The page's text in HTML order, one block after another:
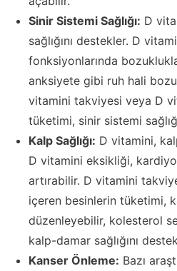
Sinir Sistemi Sağlığı: D
sağlığını destekler. D
fonksiyonlarında
anksiyete gibi ruh hali
vitamini takviyesi veya D
tüketimi, sinir sistemi
Kalp Sağlığı: D vitamini,
D vitamini eksikliği,
artırabilir. D vitamini
içeren besinlerin tüketimi,
düzenleyebilir, kolesterol
kalp-damar sağlığını
Kanser Önleme: Bazı